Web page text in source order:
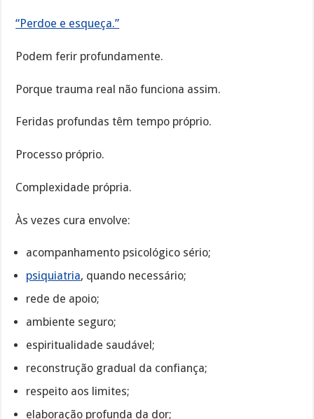
“Perdoe e esqueça.”
Podem ferir profundamente.
Porque trauma real não funciona assim.
Feridas profundas têm tempo próprio.
Processo próprio.
Complexidade própria.
Às vezes cura envolve:
acompanhamento psicológico sério;
psiquiatria, quando necessário;
rede de apoio;
ambiente seguro;
espiritualidade saudável;
reconstrução gradual da confiança;
respeito aos limites;
elaboração profunda da dor;